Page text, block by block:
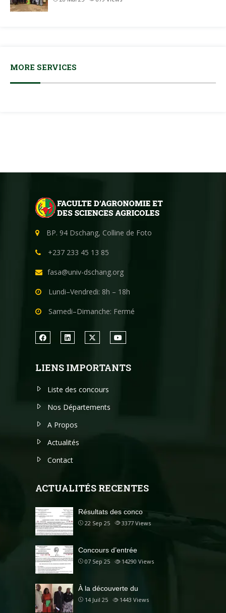
MORE SERVICES
BP. 94 Dschang, Colline de Foto
+237 233 45 13 85
fasa@univ-dschang.org
Lundi–Vendredi: 8h – 18h
Samedi–Dimanche: Fermé
LIENS IMPORTANTS
Liste des concours
Nos Départements
A Propos
Actualités
Contact
ACTUALITÉS RECENTES
Résultats des conco
22 Sep 25 3377 Views
Concours d’entrée
07 Sep 25 14290 Views
À la découverte du
14 Juil 25 1443 Views